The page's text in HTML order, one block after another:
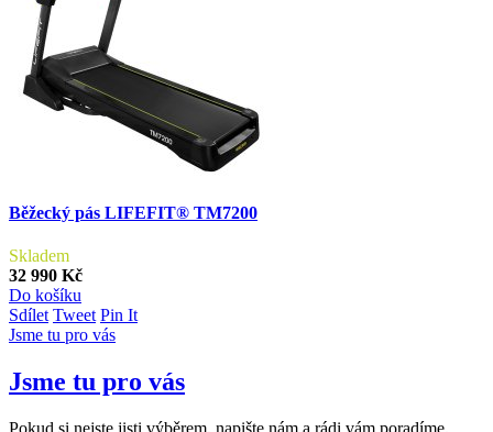
Běžecký pás LIFEFIT® TM7200
Skladem
32 990 Kč
Do košíku
Sdílet Tweet Pin It
Jsme tu pro vás
Jsme tu pro vás